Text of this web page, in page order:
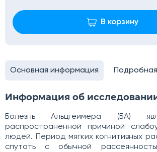
Основная информация
Информация об
Болезнь Альцгеймера (БА)
распространенной причиной
людей. Период мягких когнитивных
спутать с обычной
В корзину